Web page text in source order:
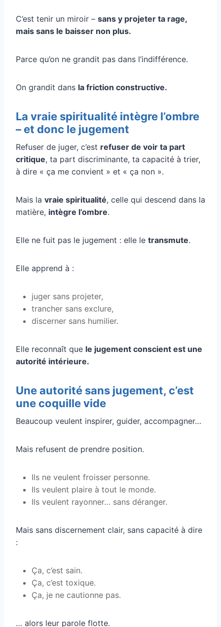
C’est tenir un miroir – sans y projeter ta rage,
mais sans le baisser non plus.
Parce qu’on ne grandit pas dans l’indifférence.
On grandit dans la friction constructive.
La vraie spiritualité intègre l’ombre
– et donc le jugement
Refuser de juger, c’est refuser de voir ta part
critique, ta part discriminante, ta capacité à trier,
à dire « ça me convient » et « ça non ».
Mais la vraie spiritualité, celle qui descend dans la
matière, intègre l’ombre.
Elle ne fuit pas le jugement : elle le transmute.
Elle apprend à :
juger sans projeter,
trancher sans exclure,
discerner sans humilier.
Elle reconnaît que le jugement conscient est une
autorité intérieure.
Une autorité sans jugement, c’est
une coquille vide
Beaucoup veulent inspirer, guider, accompagner…
Mais refusent de prendre position.
Ils ne veulent froisser personne.
Ils veulent plaire à tout le monde.
Ils veulent rayonner… sans déranger.
Mais sans discernement clair, sans capacité à dire
:
Ça, c’est sain.
Ça, c’est toxique.
Ça, je ne cautionne pas.
… alors leur parole flotte.